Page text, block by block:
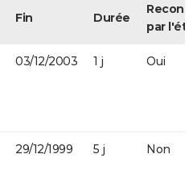
Fin Durée
par
03/12/2003 1 j Oui
29/12/1999 5 j Non